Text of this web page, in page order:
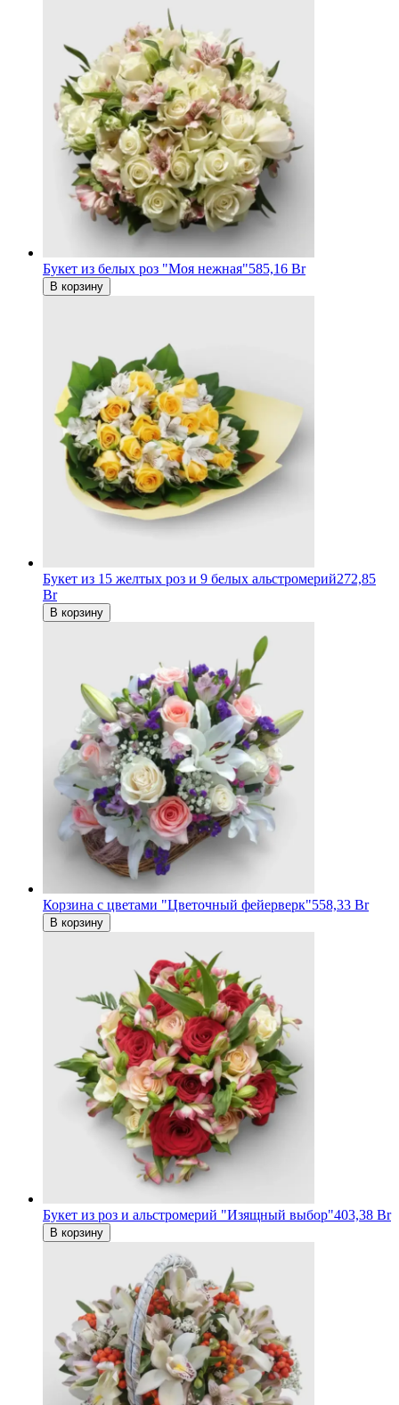
Букет из белых роз "Моя нежная"585,16 Br
В корзину
Букет из 15 желтых роз и 9 белых альстромерий272,85
Br
В корзину
Корзина с цветами "Цветочный фейерверк"558,33 Br
В корзину
Букет из роз и альстромерий "Изящный выбор"403,38 Br
В корзину